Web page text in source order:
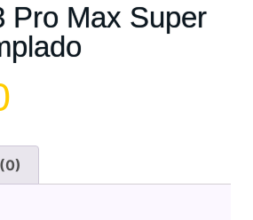
Pro Max Super